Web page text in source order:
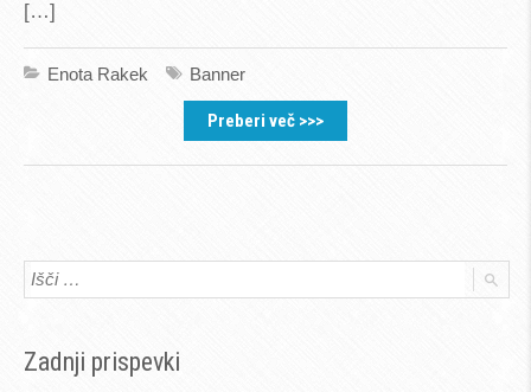
[…]
Enota Rakek Banner
Preberi več >>>
Zadnji prispevki